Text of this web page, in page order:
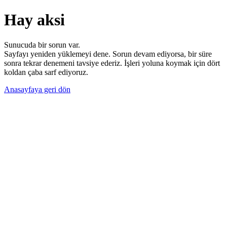
Hay aksi
Sunucuda bir sorun var.
Sayfayı yeniden yüklemeyi dene. Sorun devam ediyorsa, bir süre
sonra tekrar denemeni tavsiye ederiz. İşleri yoluna koymak için dört
koldan çaba sarf ediyoruz.
Anasayfaya geri dön